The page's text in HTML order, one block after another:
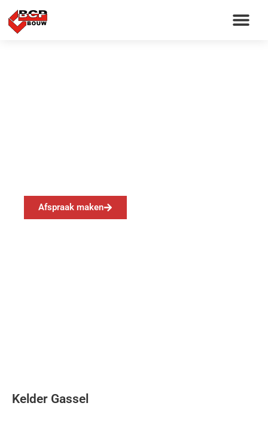
Afspraak maken
Kelder Gassel